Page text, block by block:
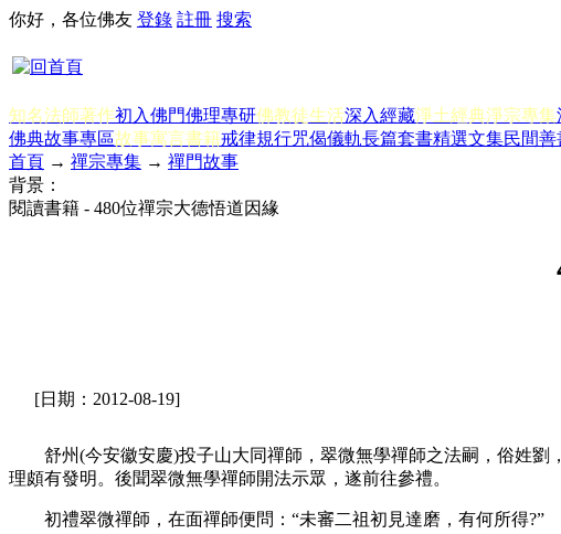
你好，各位佛友 登錄 註冊 搜索
知名法師著作初入佛門佛理專研佛教徒生活深入經藏淨土經典淨宗專集
佛典故事專區故事寓言書籍戒律規行咒偈儀軌長篇套書精選文集民間善
首頁 → 禪宗專集 → 禪門故事
背景：
閱讀書籍 - 480位禪宗大德悟道因緣
[日期：2012-08-19]
舒州(今安徽安慶)投子山大同禪師，翠微無學禪師之法嗣，俗姓劉
理頗有發明。後聞翠微無學禪師開法示眾，遂前往參禮。
初禮翠微禪師，在面禪師便問：“未審二祖初見達磨，有何所得?”